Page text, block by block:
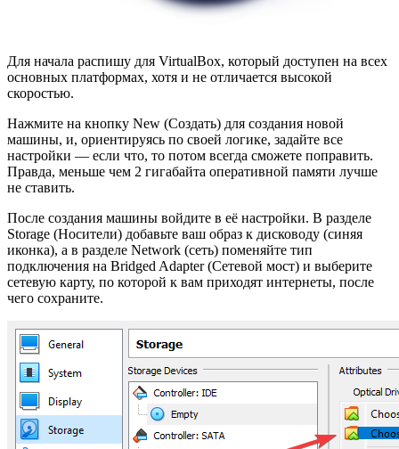
Для начала распишу для VirtualBox, который доступен на всех
основных платформах, хотя и не отличается высокой
скоростью.
Нажмите на кнопку New (Создать) для создания новой
машины, и, ориентируясь по своей логике, задайте все
настройки — если что, то потом всегда сможете поправить.
Правда, меньше чем 2 гигабайта оперативной памяти лучше
не ставить.
После создания машины войдите в её настройки. В разделе
Storage (Носители) добавьте ваш образ к дисководу (синяя
иконка), а в разделе Network (сеть) поменяйте тип
подключения на Bridged Adapter (Сетевой мост) и выберите
сетевую карту, по которой к вам приходят интернеты, после
чего сохраните.